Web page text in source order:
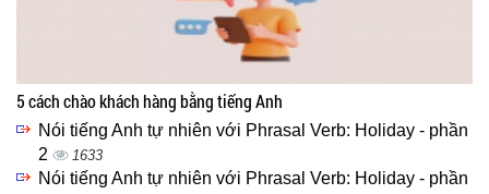
5 cách chào khách hàng bằng tiếng Anh
Nói tiếng Anh tự nhiên với Phrasal Verb: Holiday - phần
2
1633
Nói tiếng Anh tự nhiên với Phrasal Verb: Holiday - phần